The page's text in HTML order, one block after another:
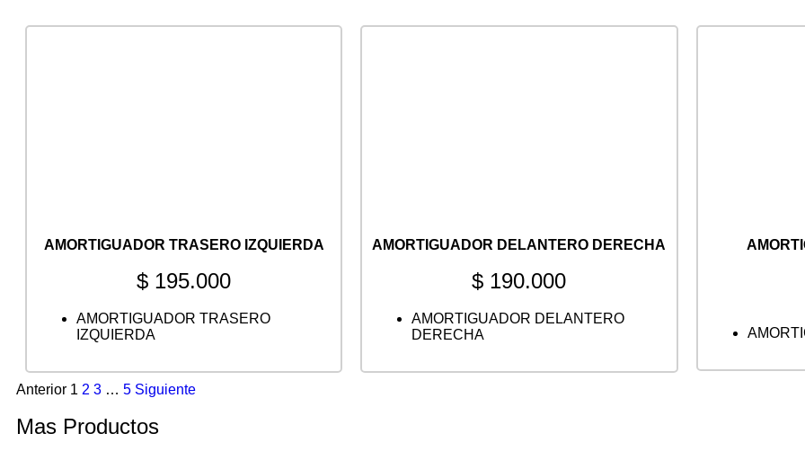
AMORTIGUADOR TRASERO IZQUIERDA
$ 195.000
AMORTIGUADOR TRASERO
IZQUIERDA
AMORTIGUADOR DELANTERO DERECHA
$ 190.000
AMORTIGUADOR DELANTERO
DERECHA
Anterior 1 2 3 … 5 Siguiente
Mas Productos